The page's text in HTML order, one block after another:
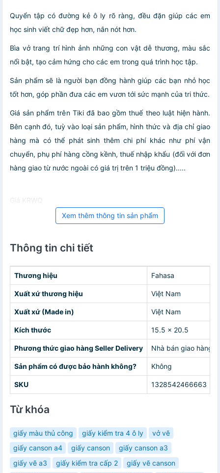
Quyển tập có đường kẻ ô ly rõ ràng, đều đặn giúp các em
học sinh viết chữ đẹp hơn, nắn nót hơn.
Bìa vở trang trí hình ảnh những con vật dễ thương, màu sắc
nổi bật, tạo cảm hứng cho các em trong quá trình học tập.
Sản phẩm sẽ là người bạn đồng hành giúp các bạn nhỏ học
tốt hơn, góp phần đưa các em vươn tới sức mạnh của tri thức.
Giá sản phẩm trên Tiki đã bao gồm thuế theo luật hiện hành.
Bên cạnh đó, tuỳ vào loại sản phẩm, hình thức và địa chỉ giao
hàng mà có thể phát sinh thêm chi phí khác như phí vận
chuyển, phụ phí hàng cồng kềnh, thuế nhập khẩu (đối với đơn
hàng giao từ nước ngoài có giá trị trên 1 triệu đồng).....
Giá KRWQ
Xem thêm thông tin sản phẩm
Thông tin chi tiết
Thương hiệu Fahasa
Xuất xứ thương hiệu Việt Nam
Xuất xứ (Made in) Việt Nam
Kích thước 15.5 x 20.5
Phương thức giao hàng Seller Delivery Nhà bán giao hàng
Sản phẩm có được bảo hành không? Không
SKU 1328542466663
Từ khóa
giấy màu thủ công giấy kiểm tra 4 ô ly
vở vẽ
giấy canson a4
giấy canson
giấy canson a3
giấy vẽ a3
giấy kiểm tra cấp 2
giấy vẽ canson